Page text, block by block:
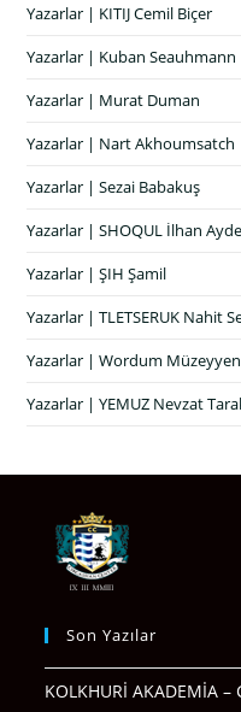
Yazarlar | KITIJ Cemil Biçer
Yazarlar | Kuban Seauhmann
Yazarlar | Murat Duman
Yazarlar | Nart Akhoumsatch
Yazarlar | Sezai Babakuş
Yazarlar | SHOQUL İlhan
Yazarlar | ŞIH Şamil
Yazarlar | TLETSERUK Nahit
Yazarlar | Wordum Müzeyyen
Yazarlar | YEMUZ Nevzat
Son Yazılar
KOLKHURİ AKADEMİA –